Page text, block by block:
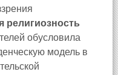
религиозность
обусловила
модель в